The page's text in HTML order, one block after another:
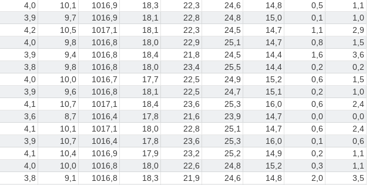
4,0 10,1 1016,9 18,3 22,3 24,6 14,8 0,5
1,1
3,9 9,7 1016,9 18,1 22,8 24,8 15,0 0,1
1,0
4,2 10,5 1017,1 18,1 22,3 24,5 14,7 1,1
2,9
4,0 9,8 1016,8 18,0 22,9 25,1 14,7 0,8
1,5
3,9 9,4 1016,8 18,4 21,8 24,5 14,4 1,6
3,6
3,8 9,8 1016,8 18,0 23,4 25,5 14,4 0,2
0,2
4,0 10,0 1016,7 17,7 22,5 24,9 15,2 0,6
1,5
3,9 9,6 1016,8 18,1 22,5 24,7 15,1 0,2
1,0
4,1 10,7 1017,1 18,4 23,6 25,3 16,0 0,6
2,4
3,6 8,7 1016,4 17,8 21,6 23,9 14,7 0,0
0,0
4,1 10,1 1017,1 18,0 22,8 25,1 14,7 0,6
2,4
3,9 10,7 1016,4 17,8 23,6 25,3 16,0 0,1
0,6
4,1 10,4 1016,9 17,9 23,2 25,2 14,9 0,2
1,1
4,0 10,0 1016,8 18,0 22,6 24,8 15,2 0,3
1,1
3,8 9,1 1016,8 18,3 21,9 24,6 14,8 2,0
3,5